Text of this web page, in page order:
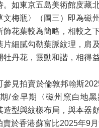
。如東京五島美術館庋藏
文梅瓶〉（圖三）即為磁
飾花葉較為簡略，相較之
片細膩勾勒葉脈紋理，肩
牡丹花，靈動和諧，相得
見拍賣於倫敦邦翰斯
/金早期〈磁州窯白地
型與紋樣布局，與本器
賣於香港蘇富比2025年9